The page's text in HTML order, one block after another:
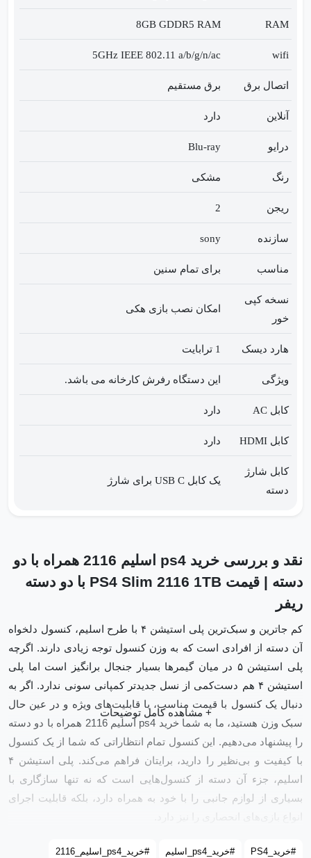
عدد
RAM
8GB GDDR5 RAM
wifi
5GHz IEEE 802.11 a/b/g/n/ac
اتصال برق برق مستقیم
آنلاین دارد
درایو Blu-ray
رنگ مشکی
ریجن 2
سازنده sony
مناسب برای تمام‌ سنین
نسخه کپی
خور
امکان نصب بازی هکی
هارد دیسک 1 ترابایت
ویژگی این دستگاه رفرش کارخانه می باشد.
کابل AC دارد
کابل HDMI دارد
کابل شارژ
دسته
یک کابل USB C برای شارژ
نقد و بررسی خرید ps4 اسلیم 2116 همراه با دو
دسته | قیمت PS4 Slim 2116 1TB با دو دسته
ریفر
کم جا‌ترین و سبک‌ترین پلی استیشن ۴ با طرح اسلیم، کنسول دلخواه
آن دسته از افرادی است که به وزن کنسول توجه زیادی دارند. اگرچه
پلی استیشن ۵ در میان گیمرها بسیار جنجال برانگیز است اما پلی
استیشن ۴ هم دست‌کمی از نسل جدیدتر کمپانی سونی ندارد. اگر به
دنبال یک کنسول با قیمت مناسب، با قابلیت‌های ویژه و در عین حال
سبک وزن هستید، ما به شما خرید ps4 اسلیم 2116 همراه با دو دسته
را پیشنهاد می‌دهیم. این کنسول تمام انتظاراتی که شما از یک کنسول
با کیفیت و بی‌نظیر را دارید، برایتان فراهم می‌کند. پلی استیشن ۴
اسلیم، جزء آن دسته از کنسول‌هایی است که نه تنها سازگاری با
بسیاری از لوازم جانبی را با خود به همراه دارد، بلکه قابلیت اجرای
مشخصات پلی استیشن ۴ اسلیم
#خرید_PS4 #خرید_ps4_اسلیم #خرید_ps4_اسلیم_2116